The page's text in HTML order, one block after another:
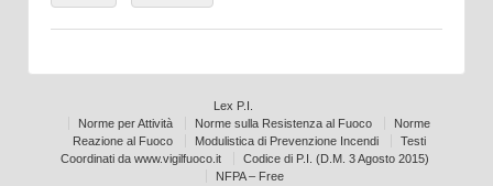
Lex P.I.
Norme per Attività
Norme sulla Resistenza al Fuoco
Norme
Reazione al Fuoco
Modulistica di Prevenzione Incendi
Testi
Coordinati da www.vigilfuoco.it
Codice di P.I. (D.M. 3 Agosto 2015)
NFPA – Free